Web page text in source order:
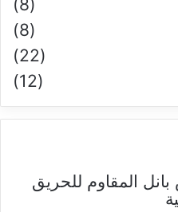
(8)
(8)
(22)
(12)
المقاوم للحريق